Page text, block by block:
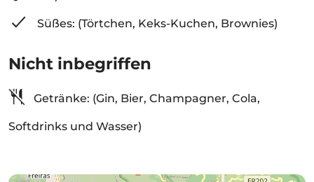
Süßes: (Törtchen, Keks-Kuchen, Brownies)
Nicht inbegriffen
Getränke: (Gin, Bier, Champagner, Cola,
Softdrinks und Wasser)